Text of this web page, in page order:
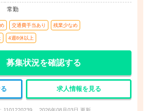
常勤
交通費手当あり 残業少なめ
4週8休以上
募集状況を確認する
求人情報を見る